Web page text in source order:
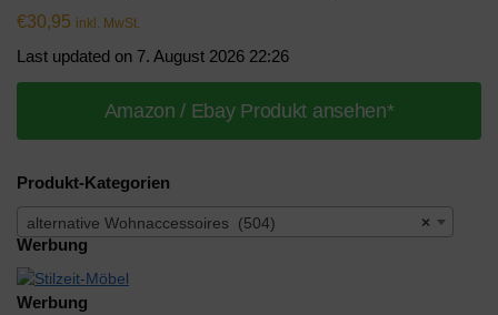
€30,95 inkl. MwSt.
Last updated on 7. August 2026 22:26
Amazon / Ebay Produkt ansehen*
Produkt-Kategorien
×
alternative Wohnaccessoires (504)
Werbung
Werbung